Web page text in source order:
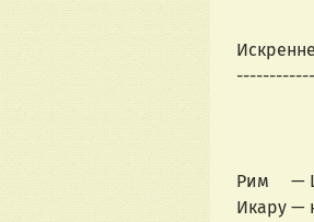
Рим     —
Икару —